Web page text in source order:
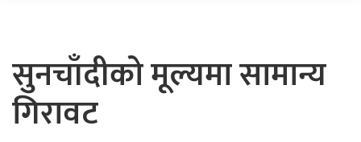
सुनचाँदीको मूल्यमा सामान्य
गिरावट